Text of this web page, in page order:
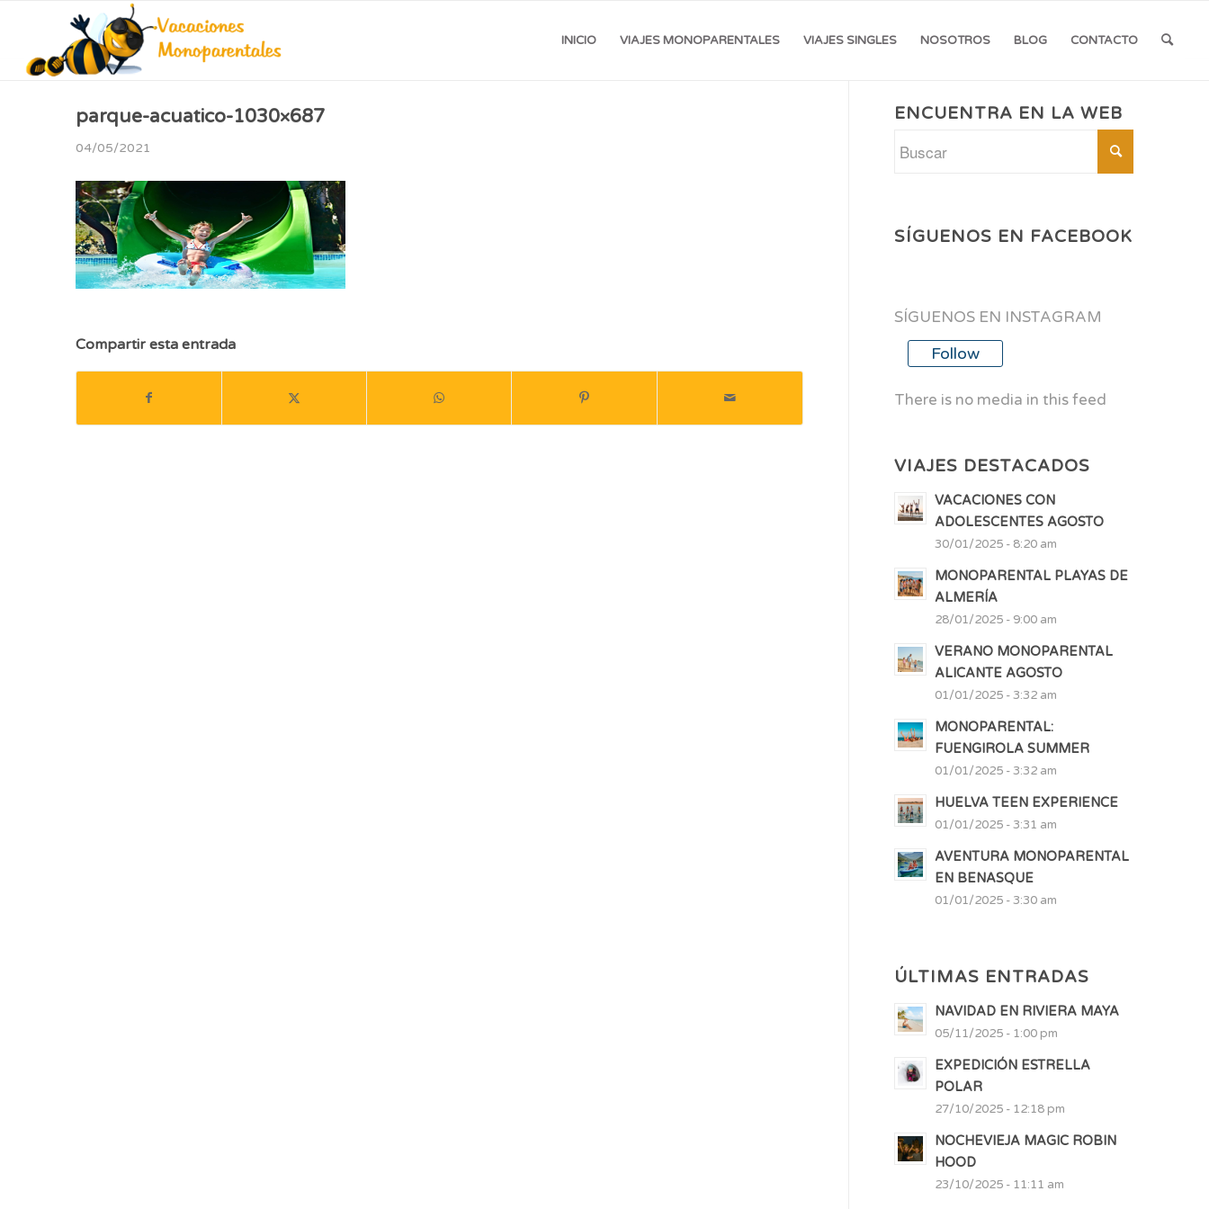
INICIO VIAJES MONOPARENTALES VIAJES SINGLES NOSOTROS BLOG CONTACTO
parque-acuatico-1030×687
04/05/2021
Compartir esta entrada
ENCUENTRA EN LA WEB
SÍGUENOS EN FACEBOOK
SÍGUENOS EN INSTAGRAM
Follow
There is no media in this feed
VIAJES DESTACADOS
VACACIONES CON
ADOLESCENTES AGOSTO
30/01/2025 - 8:20 am
MONOPARENTAL PLAYAS DE
ALMERÍA
28/01/2025 - 9:00 am
VERANO MONOPARENTAL
ALICANTE AGOSTO
01/01/2025 - 3:32 am
MONOPARENTAL:
FUENGIROLA SUMMER
01/01/2025 - 3:32 am
HUELVA TEEN EXPERIENCE
01/01/2025 - 3:31 am
AVENTURA MONOPARENTAL
EN BENASQUE
01/01/2025 - 3:30 am
ÚLTIMAS ENTRADAS
NAVIDAD EN RIVIERA MAYA
05/11/2025 - 1:00 pm
EXPEDICIÓN ESTRELLA
POLAR
27/10/2025 - 12:18 pm
NOCHEVIEJA MAGIC ROBIN
HOOD
23/10/2025 - 11:11 am